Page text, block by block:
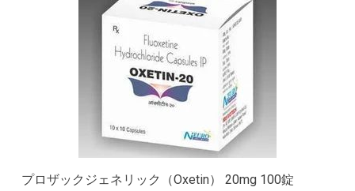
プロザックジェネリック（Oxetin） 20mg 100錠